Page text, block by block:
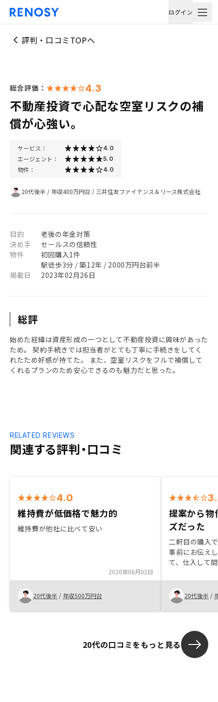
ログイン
評判・口コミTOPへ
総合評価： 4.3
不動産投資で心配な空室リスクの補
償が心強い。
サービス： 4.0
エージェント： 5.0
物件： 4.0
20代後半 / 年収400万円台 / 三井住友ファイナンス＆リース株式会社
目的
老後の年金対策
決め手
セールスの信頼性
物件
初回購入1件
駅徒歩3分 / 築12年 / 2000万円台前半
掲載日
2023年02月26日
総評
始めた経緯は資産形成の一つとして不動産投資に興味があった
ため。 契約手続きでは担当者がとても丁寧に手続きをしてく
れたため好感が持てた。 また、空室リスクをフルで補償して
くれるプランのため安心できるのも魅力だと思った。
関連する評判・口コミ
RELATED REVIEWS
4.0
維持費が低価格で魅力的
維持費が他社に比べて安い
2020年06月02日
20代後半 / 年収500万円台
提案から物
ズだった
二軒目の購入
事前にお伝え
て、仕入して
を受けたため
20代後半 /
20代の口コミをもっと見る